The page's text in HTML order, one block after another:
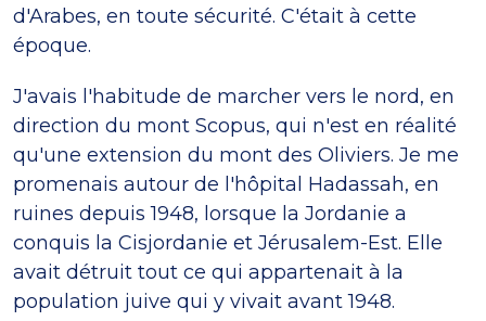
d'Arabes, en toute sécurité. C'était à cette
époque.
J'avais l'habitude de marcher vers le nord, en
direction du mont Scopus, qui n'est en réalité
qu'une extension du mont des Oliviers. Je me
promenais autour de l'hôpital Hadassah, en
ruines depuis 1948, lorsque la Jordanie a
conquis la Cisjordanie et Jérusalem-Est. Elle
avait détruit tout ce qui appartenait à la
population juive qui y vivait avant 1948.